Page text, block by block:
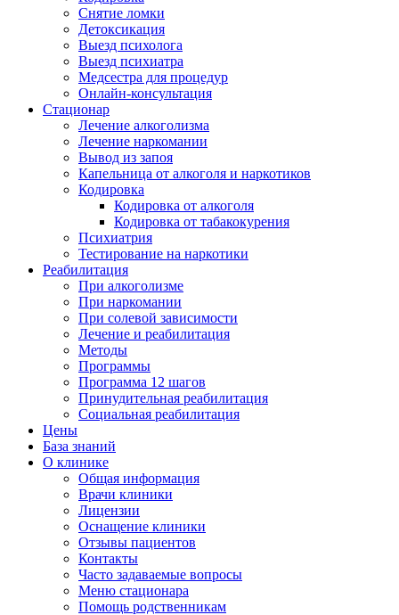
Снятие ломки
Детоксикация
Выезд психолога
Выезд психиатра
Медсестра для процедур
Онлайн-консультация
Стационар
Лечение алкоголизма
Лечение наркомании
Вывод из запоя
Капельница от алкоголя и наркотиков
Кодировка
Кодировка от алкоголя
Кодировка от табакокурения
Психиатрия
Тестирование на наркотики
Реабилитация
При алкоголизме
При наркомании
При солевой зависимости
Лечение и реабилитация
Методы
Программы
Программа 12 шагов
Принудительная реабилитация
Социальная реабилитация
Цены
База знаний
О клинике
Общая информация
Врачи клиники
Лицензии
Оснащение клиники
Отзывы пациентов
Контакты
Часто задаваемые вопросы
Меню стационара
Помощь родственникам